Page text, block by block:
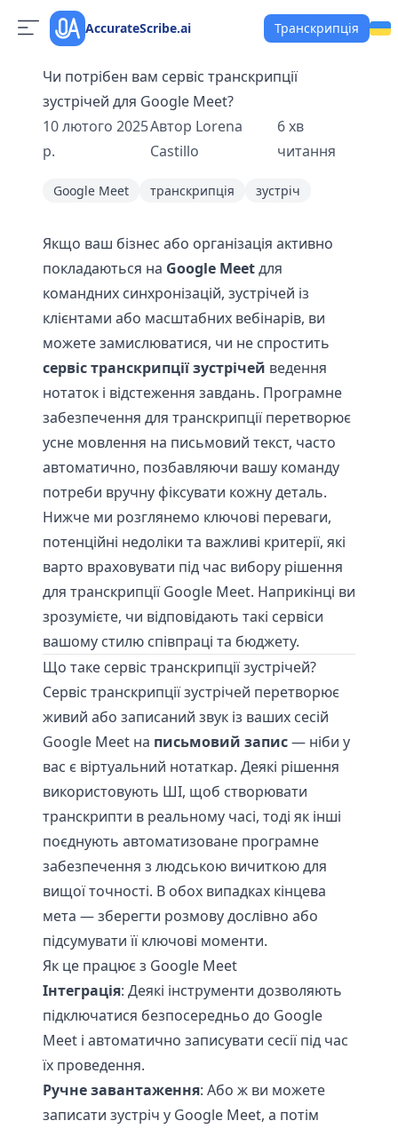
AccurateScribe.ai Транскрипція
Чи потрібен вам сервіс транскрипції
зустрічей для Google Meet?
10 лютого 2025
р.
Автор Lorena
Castillo
6хв
читання
Google Meet транскрипція зустріч
Якщо ваш бізнес або організація активно
покладаються на Google Meetдля
командних синхронізацій, зустрічей із
клієнтами або масштабних вебінарів, ви
можете замислюватися, чи не спростить
сервіс транскрипції зустрічей ведення
нотаток і відстеження завдань. Програмне
забезпечення для транскрипції перетворює
усне мовлення на письмовий текст, часто
автоматично, позбавляючи вашу команду
потреби вручну фіксувати кожну деталь.
Нижче ми розглянемо ключові переваги,
потенційні недоліки та важливі критерії, які
варто враховувати під час вибору рішення
для транскрипції Google Meet. Наприкінці ви
зрозумієте, чи відповідають такі сервіси
вашому стилю співпраці та бюджету.
Що таке сервіс транскрипції зустрічей?
Сервіс транскрипції зустрічей перетворює
живий або записаний звук із ваших сесій
Google Meet на письмовий запис— ніби у
вас є віртуальний нотаткар. Деякі рішення
використовують ШІ, щоб створювати
транскрипти в реальному часі, тоді як інші
поєднують автоматизоване програмне
забезпечення з людською вичиткою для
вищої точності. В обох випадках кінцева
мета — зберегти розмову дослівно або
підсумувати її ключові моменти.
Як це працює з Google Meet
Інтеграція: Деякі інструменти дозволяють
підключатися безпосередньо до Google
Meet і автоматично записувати сесії під час
їх проведення.
Ручне завантаження: Або ж ви можете
записати зустріч у Google Meet, а потім